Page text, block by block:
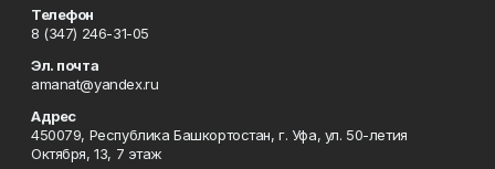
Телефон
8 (347) 246-31-05
Эл. почта
amanat@yandex.ru
Адрес
450079, Республика Башкортостан, г. Уфа, ул. 50-летия
Октября, 13, 7 этаж